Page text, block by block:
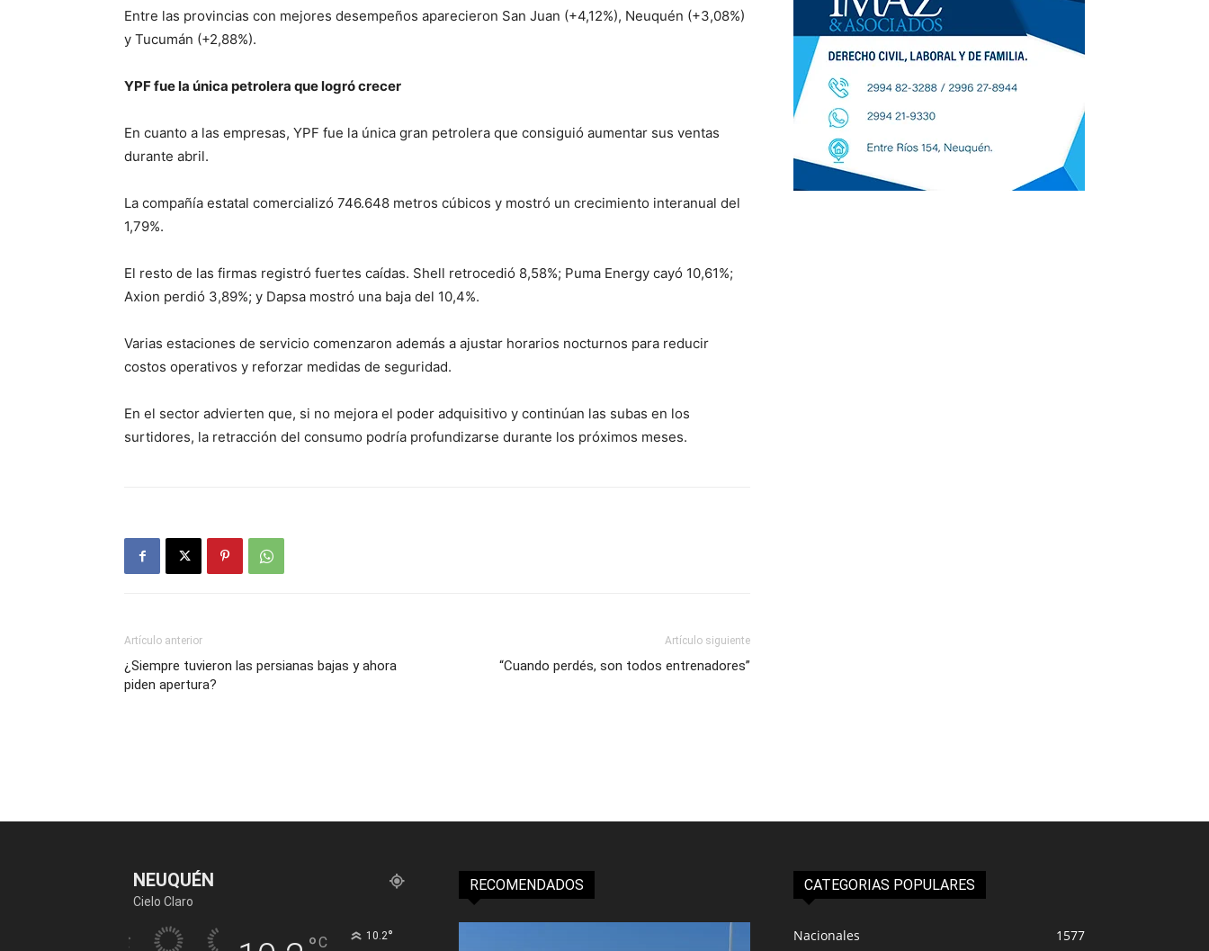
Entre las provincias con mejores desempeños aparecieron San Juan (+4,12%), Neuquén (+3,08%)
y Tucumán (+2,88%).
YPF fue la única petrolera que logró crecer
En cuanto a las empresas, YPF fue la única gran petrolera que consiguió aumentar sus ventas
durante abril.
La compañía estatal comercializó 746.648 metros cúbicos y mostró un crecimiento interanual del
1,79%.
El resto de las firmas registró fuertes caídas. Shell retrocedió 8,58%; Puma Energy cayó 10,61%;
Axion perdió 3,89%; y Dapsa mostró una baja del 10,4%.
Varias estaciones de servicio comenzaron además a ajustar horarios nocturnos para reducir
costos operativos y reforzar medidas de seguridad.
En el sector advierten que, si no mejora el poder adquisitivo y continúan las subas en los
surtidores, la retracción del consumo podría profundizarse durante los próximos meses.
Artículo anterior
¿Siempre tuvieron las persianas bajas y ahora
piden apertura?
Artículo siguiente
“Cuando perdés, son todos entrenadores”
NEUQUÉN
Cielo Claro
C 10.2°
RECOMENDADOS CATEGORIAS POPULARES
Nacionales
1577